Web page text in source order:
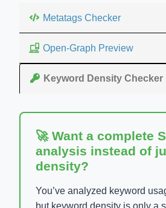
Metatags Checker
Open-Graph Preview
Keyword Density Checker
🚀 Want a complete
analysis instead of
density?
You’ve analyzed keyword
but keyword density is only a